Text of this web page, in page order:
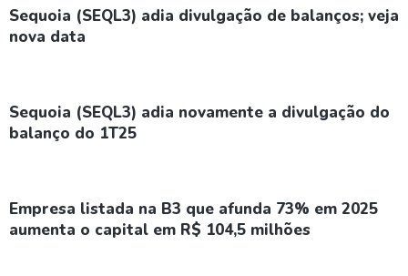
Sequoia (SEQL3) adia divulgação de balanços; veja
nova data
Sequoia (SEQL3) adia novamente a divulgação do
balanço do 1T25
Empresa listada na B3 que afunda 73% em 2025
aumenta o capital em R$ 104,5 milhões